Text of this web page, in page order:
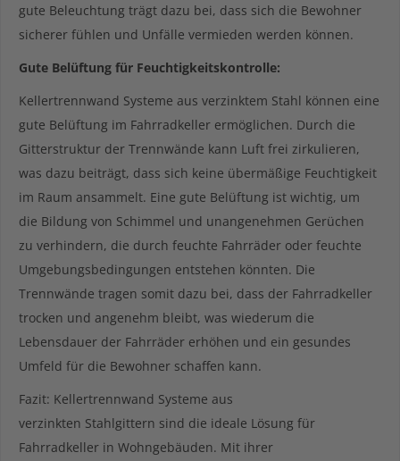
gute Beleuchtung trägt dazu bei, dass sich die Bewohner
sicherer fühlen und Unfälle vermieden werden können.
Gute Belüftung für Feuchtigkeitskontrolle:
Kellertrennwand Systeme aus verzinktem Stahl können eine
gute Belüftung im Fahrradkeller ermöglichen. Durch die
Gitterstruktur der Trennwände kann Luft frei zirkulieren,
was dazu beiträgt, dass sich keine übermäßige Feuchtigkeit
im Raum ansammelt. Eine gute Belüftung ist wichtig, um
die Bildung von Schimmel und unangenehmen Gerüchen
zu verhindern, die durch feuchte Fahrräder oder feuchte
Umgebungsbedingungen entstehen könnten. Die
Trennwände tragen somit dazu bei, dass der Fahrradkeller
trocken und angenehm bleibt, was wiederum die
Lebensdauer der Fahrräder erhöhen und ein gesundes
Umfeld für die Bewohner schaffen kann.
Fazit: Kellertrennwand Systeme aus
verzinkten Stahlgittern sind die ideale Lösung für
Fahrradkeller in Wohngebäuden. Mit ihrer